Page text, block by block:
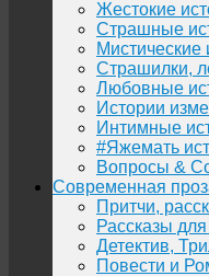
Жестокие
Страшные
Мистические
Страшилки,
Любовные
Истории
Интимные
#Яжемать
Вопросы &
Современная
Притчи,
Рассказы для
Детектив,
Повести и